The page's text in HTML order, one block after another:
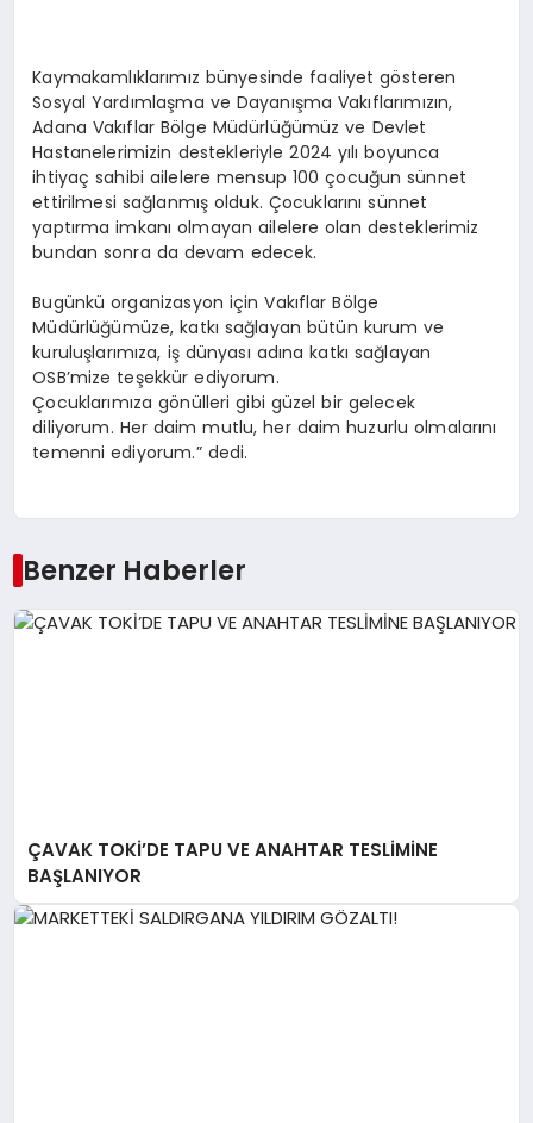
Kaymakamlıklarımız bünyesinde faaliyet gösteren
Sosyal Yardımlaşma ve Dayanışma Vakıflarımızın,
Adana Vakıflar Bölge Müdürlüğümüz ve Devlet
Hastanelerimizin destekleriyle 2024 yılı boyunca
ihtiyaç sahibi ailelere mensup 100 çocuğun sünnet
ettirilmesi sağlanmış olduk. Çocuklarını sünnet
yaptırma imkanı olmayan ailelere olan desteklerimiz
bundan sonra da devam edecek.
Bugünkü organizasyon için Vakıflar Bölge
Müdürlüğümüze, katkı sağlayan bütün kurum ve
kuruluşlarımıza, iş dünyası adına katkı sağlayan
OSB’mize teşekkür ediyorum.
Çocuklarımıza gönülleri gibi güzel bir gelecek
diliyorum. Her daim mutlu, her daim huzurlu olmalarını
temenni ediyorum.” dedi.
Benzer Haberler
ÇAVAK TOKİ’DE TAPU VE ANAHTAR TESLİMİNE
BAŞLANIYOR